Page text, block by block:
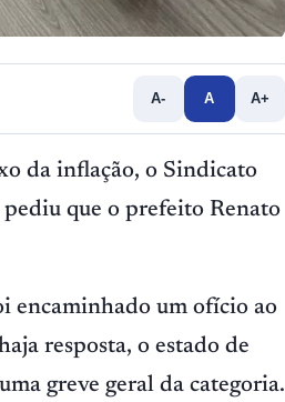
A- A A+
da inflação, o Sindicato
que o prefeito Renato
encaminhado um ofício ao
resposta, o estado de
greve geral da categoria.